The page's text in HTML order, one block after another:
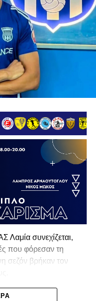
Λαμία συνεχίζεται,
που φόρεσαν τη
σεζόν βρήκαν τον
και τον Χρυσόστομο